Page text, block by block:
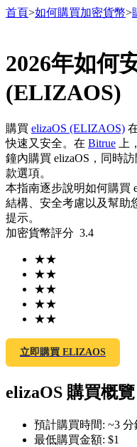
USDT永續
多種以USDT結算的
幣本位永續
以數字貨幣為保證金
首頁>如何購買加密貨幣>
2026年如何
(ELIZAOS)
購買 elizaOS (ELIZAOS)
快速又安全。在 Bitrue 上
鐘內購買 elizaOS，同時
款選項。
本指南逐步說明如何購買
結構、安全考慮以及幫助
提示。
加密貨幣評分 3.4
★★
★★
★★
★★
★★
立即購買 ELIZAOS
elizaOS 購買概覽
預計購買時間: ~3 分
最低購買金額: $1